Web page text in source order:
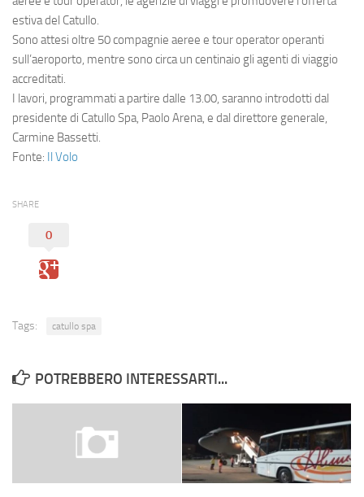
estiva del Catullo.
Sono attesi oltre 50 compagnie aeree e tour operator operanti
sull’aeroporto, mentre sono circa un centinaio gli agenti di viaggio
accreditati.
I lavori, programmati a partire dalle 13.00, saranno introdotti dal
presidente di Catullo Spa, Paolo Arena, e dal direttore generale,
Carmine Bassetti.
Fonte: Il Volo
SHARE
0
Tags: catullo spa
POTREBBERO INTERESSARTI...